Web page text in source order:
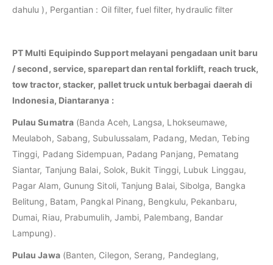
dahulu ), Pergantian : Oil filter, fuel filter, hydraulic filter
PT Multi Equipindo Support melayani pengadaan unit baru
/ second, service, sparepart dan rental forklift, reach truck,
tow tractor, stacker, pallet truck untuk berbagai daerah di
Indonesia, Diantaranya :
Pulau Sumatra(Banda Aceh, Langsa, Lhokseumawe,
Meulaboh, Sabang, Subulussalam, Padang, Medan, Tebing
Tinggi, Padang Sidempuan, Padang Panjang, Pematang
Siantar, Tanjung Balai, Solok, Bukit Tinggi, Lubuk Linggau,
Pagar Alam, Gunung Sitoli, Tanjung Balai, Sibolga, Bangka
Belitung, Batam, Pangkal Pinang, Bengkulu, Pekanbaru,
Dumai, Riau, Prabumulih, Jambi, Palembang, Bandar
Lampung).
Pulau Jawa(Banten, Cilegon, Serang, Pandeglang,